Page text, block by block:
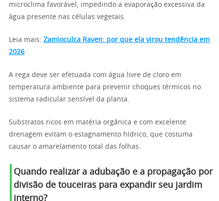
microclima favorável, impedindo a evaporação excessiva da
água presente nas células vegetais.
Leia mais: Zamioculca Raven: por que ela virou tendência em
2026
A rega deve ser efetuada com água livre de cloro em
temperatura ambiente para prevenir choques térmicos no
sistema radicular sensível da planta.
Substratos ricos em matéria orgânica e com excelente
drenagem evitam o estagnamento hídrico, que costuma
causar o amarelamento total das folhas.
Quando realizar a adubação e a propagação por
divisão de touceiras para expandir seu jardim
interno?